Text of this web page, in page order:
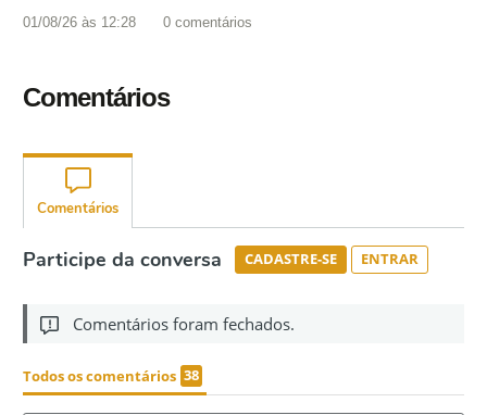
01/08/26 às 12:28 0 comentários
Comentários